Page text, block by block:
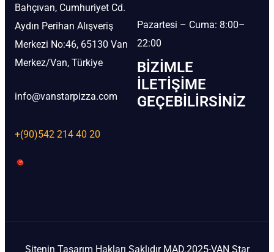
Bahçıvan, Cumhuriyet Cd.
Aydın Perihan Alışveriş
Merkezi No:46, 65130 Van
Merkez/Van, Türkiye
info@vanstarpizza.com
+(90)542 214 40 20
Pazartesi – Cuma: 8:00–
22:00
BIZIMLE
İLETIŞIME
GEÇEBILIRSINIZ
Sitenin Tasarım Hakları Saklıdır MAD.2025-VAN Star